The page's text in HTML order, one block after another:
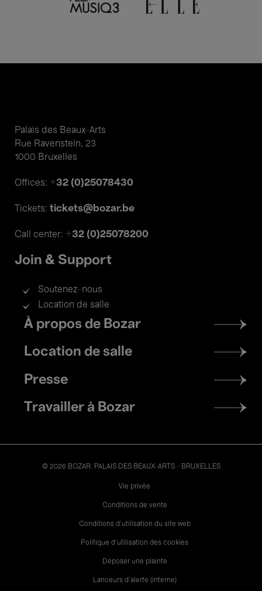
Palais des Beaux-Arts
Rue Ravenstein, 23
1000 Bruxelles
Offices: +32 (0)25078430
Tickets: tickets@bozar.be
Call center: +32 (0)25078200
Join & Support
Soutenez-nous
Location de salle
Footer
menu
À propos de Bozar
Location de salle
Presse
Travailler à Bozar
© 2026 BOZAR. PALAIS DES BEAUX-ARTS - BRUXELLES
Vie privée
Conditions de vente
Conditions d'utilisation du site web
Politique d'utilisation des cookies
Déposer une plainte
Lanceurs d’alerte (interne)